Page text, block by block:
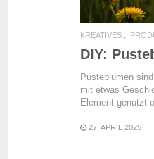
KREATIVES
DIY:
Pusteblumen
mit etwas
Element genutzt
27. APRIL 2025